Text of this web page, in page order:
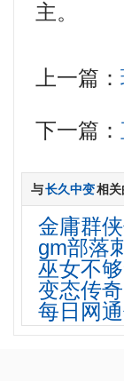
主。
上一篇：
下一篇：
与长久中变相关
金庸群
gm部落
巫女不
变态传
每日网